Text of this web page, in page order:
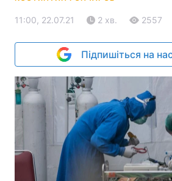
11:00, 22.07.21 2 хв. 2557
Підпишіться на